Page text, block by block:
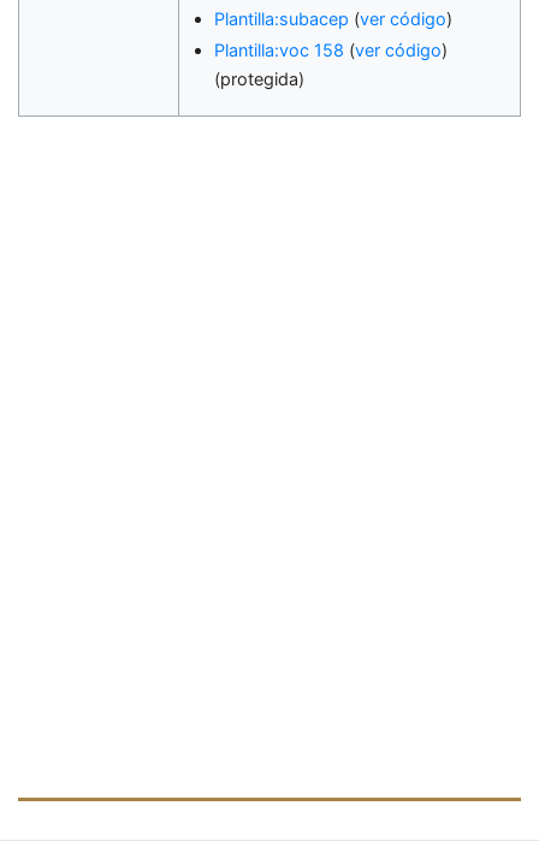
Plantilla:subacep (ver código)
Plantilla:voc 158 (ver código)
(protegida)